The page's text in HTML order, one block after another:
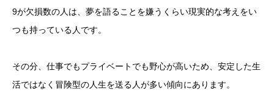
9が欠損数の人は、夢を語ることを嫌うくらい現実的な考えをい
つも持っている人です。
その分、仕事でもプライベートでも野心が高いため、安定した生
活ではなく冒険型の人生を送る人が多い傾向にあります。